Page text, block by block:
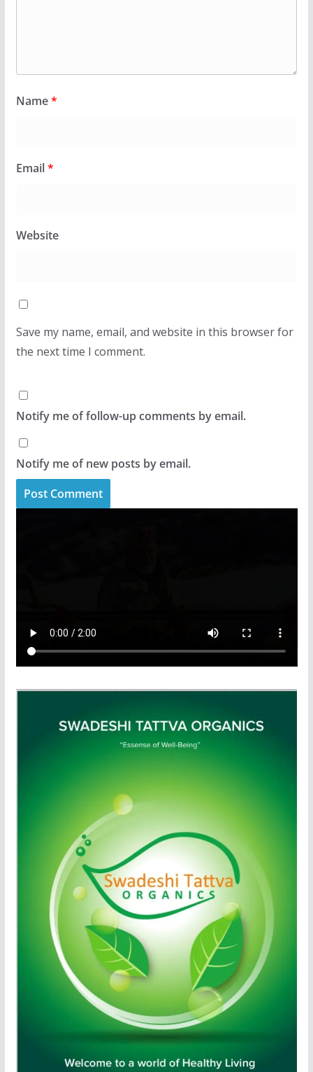
Name*
Email*
Website
Save my name, email, and website in this browser for
the next time I comment.
Notify me of follow-up comments by email.
Notify me of new posts by email.